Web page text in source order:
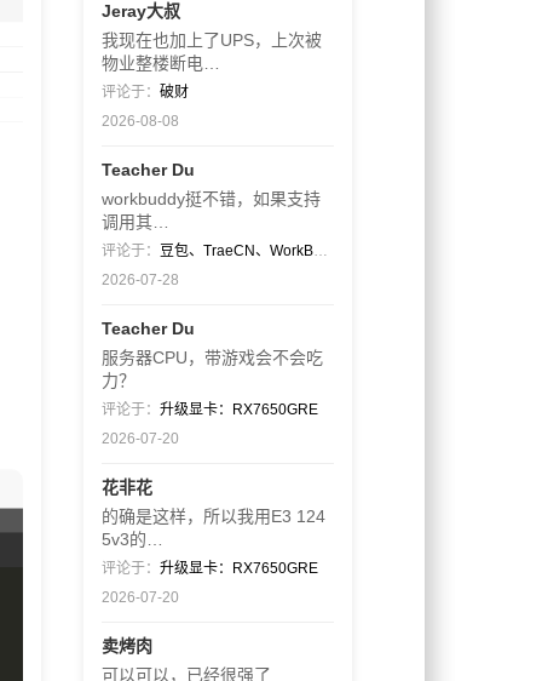
Jeray大叔
我现在也加上了UPS，上次被
物业整楼断电…
评论于： 破财
2026-08-08
Teacher Du
workbuddy挺不错，如果支持
调用其…
评论于：
豆包、TraeCN、WorkBuddy
2026-07-28
Teacher Du
服务器CPU，带游戏会不会吃
力？
评论于： 升级显卡：RX7650GRE
2026-07-20
花非花
的确是这样，所以我用E3 124
5v3的…
评论于： 升级显卡：RX7650GRE
2026-07-20
卖烤肉
可以可以，已经很强了